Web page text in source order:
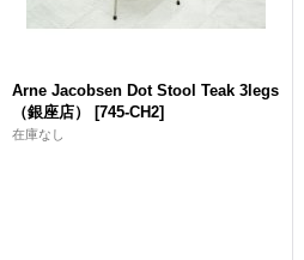
Arne Jacobsen Dot Stool Teak 3legs
（銀座店）
[745-CH2]
在庫なし